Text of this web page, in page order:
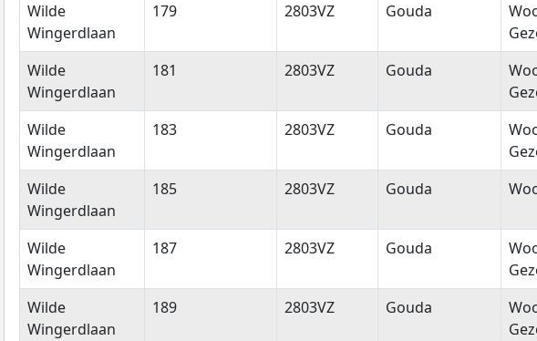
Wilde
Wingerdlaan
179 2803VZ Gouda
Wilde
Wingerdlaan
181 2803VZ Gouda
Wilde
Wingerdlaan
183 2803VZ Gouda
Wilde
Wingerdlaan
185 2803VZ Gouda
Wilde
Wingerdlaan
187 2803VZ Gouda
Wilde
Wingerdlaan
189 2803VZ Gouda